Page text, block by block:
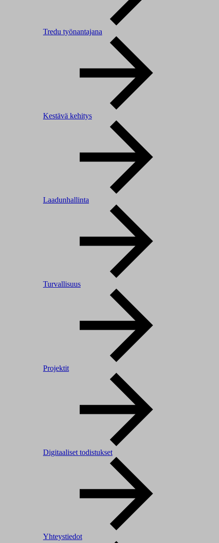
Tredu työnantajana
Kestävä kehitys
Laadunhallinta
Turvallisuus
Projektit
Digitaaliset todistukset
Yhteystiedot